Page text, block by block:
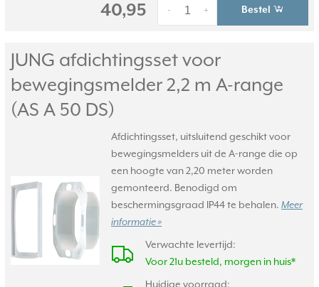
40,95 +
- Bestel
JUNG afdichtingsset voor
bewegingsmelder 2,2 m A-range
(AS A 50 DS)
Afdichtingsset, uitsluitend geschikt voor
bewegingsmelders uit de A-range die op
een hoogte van 2,20 meter worden
gemonteerd. Benodigd om
beschermingsgraad IP44 te behalen. Meer
informatie »
Verwachte levertijd:
Voor 21u besteld, morgen in huis*